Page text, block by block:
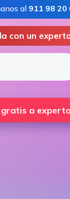
al 911 98 20
con un
gratis a